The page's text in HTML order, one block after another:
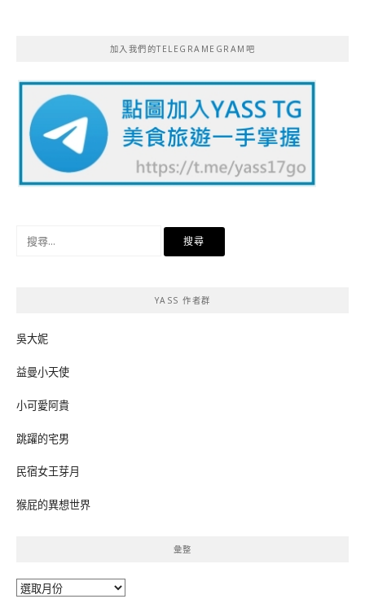
加入我們的TELEGRAMEGRAM吧
YASS 作者群
吳大妮
益曼小天使
小可愛阿貴
跳躍的宅男
民宿女王芽月
猴屁的異想世界
彙整
彙